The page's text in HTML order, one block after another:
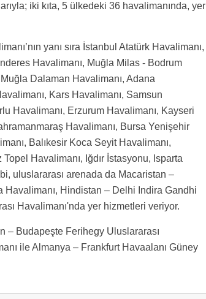
iki kıta, 5 ülkedeki 36 havalimanında, yer
yanı sıra İstanbul Atatürk Havalimanı,
Havalimanı, Muğla Milas - Bodrum
Dalaman Havalimanı, Adana
Kars Havalimanı, Samsun
Havalimanı, Erzurum Havalimanı, Kayseri
Havalimanı, Bursa Yenişehir
Balıkesir Koca Seyit Havalimanı,
Havalimanı, Iğdır İstasyonu, Isparta
uluslararası arenada da Macaristan –
Havalimanı, Hindistan – Delhi Indira Gandhi
Havalimanı'nda yer hizmetleri veriyor.
– Budapeşte Ferihegy Uluslararası
ile Almanya – Frankfurt Havaalanı Güney